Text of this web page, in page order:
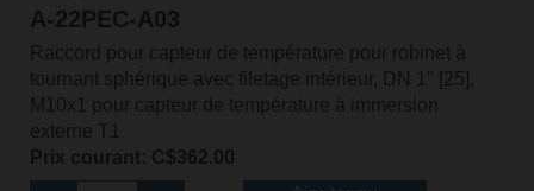
A-22PEC-A03
Raccord pour capteur de température pour robinet à
tournant sphérique avec filetage intérieur, DN 1" [25],
M10x1 pour capteur de température à immersion
externe T1
Prix courant: C$362.00